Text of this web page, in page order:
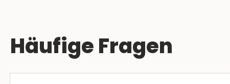
Häufige Fragen